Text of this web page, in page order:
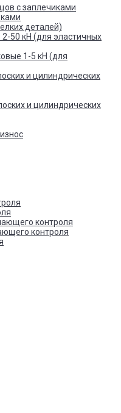
с заплечиками
деталей)
50 кН (для эластичных
1-5 кН (для
и цилиндрических
и цилиндрических
контроля
контроля